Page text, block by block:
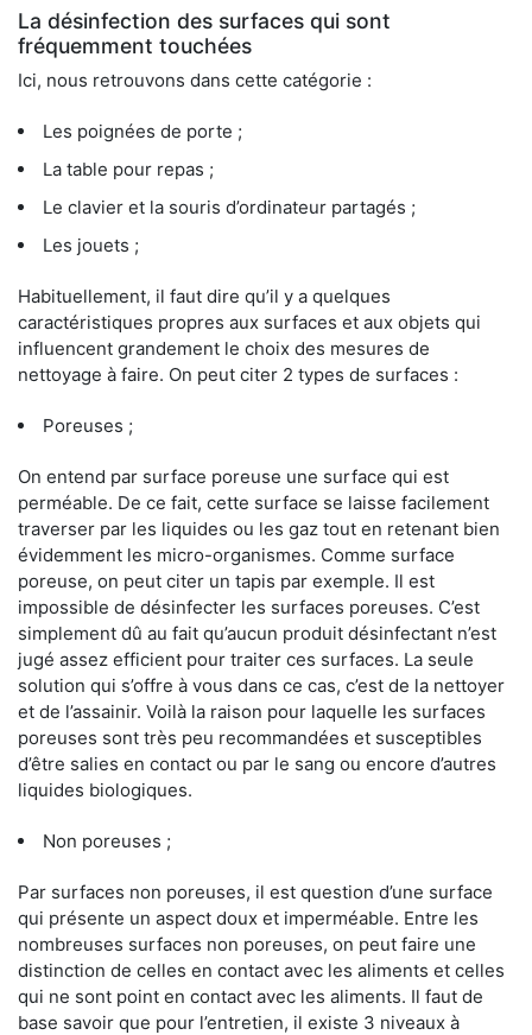
La désinfection des surfaces qui sont
fréquemment touchées
Ici, nous retrouvons dans cette catégorie :
Les poignées de porte ;
La table pour repas ;
Le clavier et la souris d’ordinateur partagés ;
Les jouets ;
Habituellement, il faut dire qu’il y a quelques
caractéristiques propres aux surfaces et aux objets qui
influencent grandement le choix des mesures de
nettoyage à faire. On peut citer 2 types de surfaces :
Poreuses ;
On entend par surface poreuse une surface qui est
perméable. De ce fait, cette surface se laisse facilement
traverser par les liquides ou les gaz tout en retenant bien
évidemment les micro-organismes. Comme surface
poreuse, on peut citer un tapis par exemple. Il est
impossible de désinfecter les surfaces poreuses. C’est
simplement dû au fait qu’aucun produit désinfectant n’est
jugé assez efficient pour traiter ces surfaces. La seule
solution qui s’offre à vous dans ce cas, c’est de la nettoyer
et de l’assainir. Voilà la raison pour laquelle les surfaces
poreuses sont très peu recommandées et susceptibles
d’être salies en contact ou par le sang ou encore d’autres
liquides biologiques.
Non poreuses ;
Par surfaces non poreuses, il est question d’une surface
qui présente un aspect doux et imperméable. Entre les
nombreuses surfaces non poreuses, on peut faire une
distinction de celles en contact avec les aliments et celles
qui ne sont point en contact avec les aliments. Il faut de
base savoir que pour l’entretien, il existe 3 niveaux à